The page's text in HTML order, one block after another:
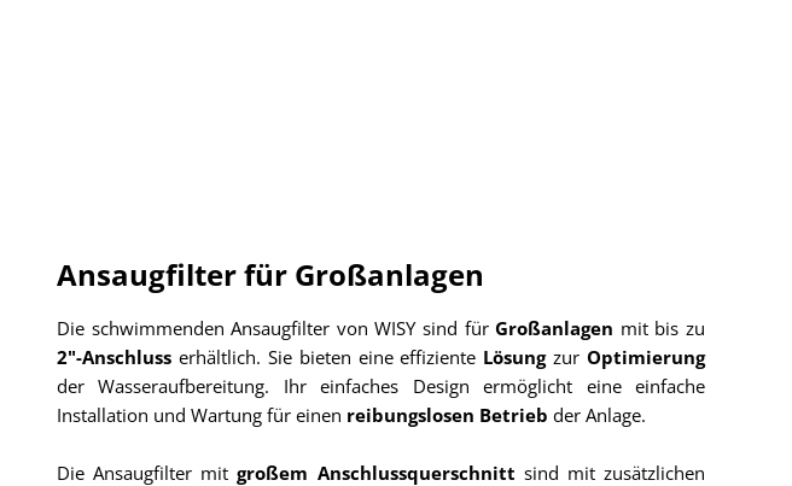
Ansaugfilter für Großanlagen
Die schwimmenden Ansaugfilter von WISY sind fürGroßanlagen mit bis zu
2"-Anschluss erhältlich. Sie bieten eine effiziente Lösungzur Optimierung
der Wasseraufbereitung. Ihr einfaches Design ermöglicht eine einfache
Installation und Wartung für einen reibungslosen Betrieb der Anlage.
Die Ansaugfilter mitgroßem Anschlussquerschnitt sind mit zusätzlichen